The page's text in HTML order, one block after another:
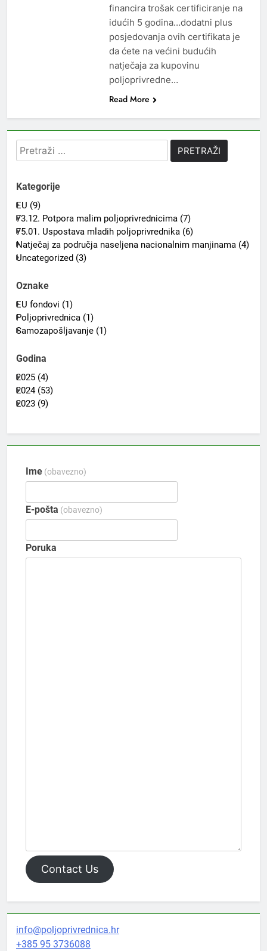
financira trošak certificiranje na
idućih 5 godina…dodatni plus
posjedovanja ovih certifikata je
da ćete na većini budućih
natječaja za kupovinu
poljoprivredne…
Read More
Pretraži:
Kategorije
EU (9)
73.12. Potpora malim poljoprivrednicima (7)
75.01. Uspostava mladih poljoprivrednika (6)
Natječaj za područja naseljena nacionalnim manjinama (4)
Uncategorized (3)
Oznake
EU fondovi (1)
Poljoprivrednica (1)
Samozapošljavanje (1)
Godina
2025 (4)
2024 (53)
2023 (9)
Ime (obavezno)
E-pošta (obavezno)
Poruka
Contact Us
info@poljoprivrednica.hr
+385 95 3736088